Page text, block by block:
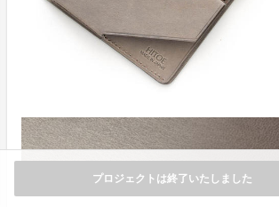
プロジェクトは終了いたしました